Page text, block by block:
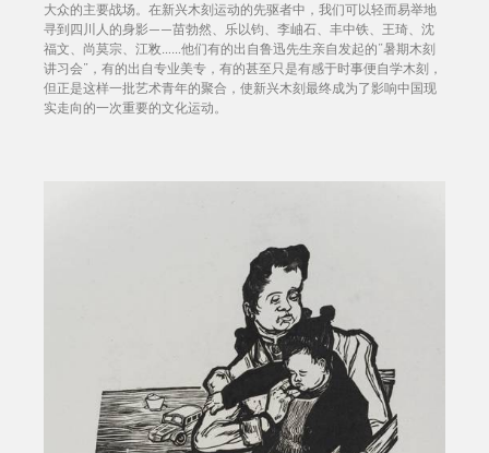
大众的主要战场。在新兴木刻运动的先驱者中，我们可以轻而易举地
寻到四川人的身影——苗勃然、乐以钧、李岫石、丰中铁、王琦、沈
福文、尚莫宗、江敉……他们有的出自鲁迅先生亲自发起的“暑期木刻
讲习会”，有的出自专业美专，有的甚至只是有感于时事便自学木刻，
但正是这样一批艺术青年的聚合，使新兴木刻最终成为了影响中国现
实走向的一次重要的文化运动。